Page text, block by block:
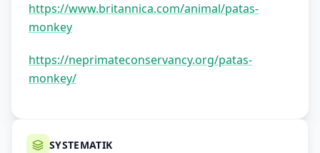
https://www.britannica.com/animal/patas-
monkey
https://neprimateconservancy.org/patas-
monkey/
SYSTEMATIK